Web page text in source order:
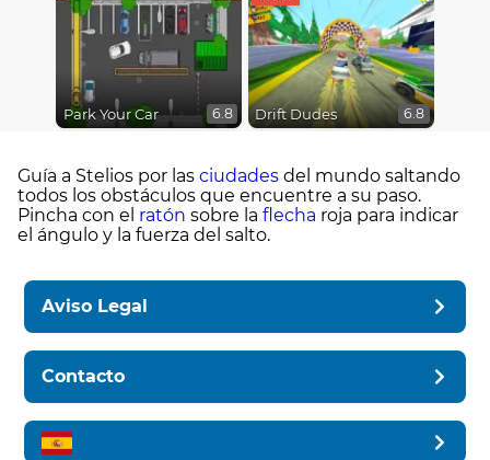
Park Your Car 6.8 Drift Dudes 6.8
Guía a Stelios por las ciudades del mundo saltando
todos los obstáculos que encuentre a su paso.
Pincha con el ratón sobre la flecha roja para indicar
el ángulo y la fuerza del salto.
Aviso Legal
Contacto